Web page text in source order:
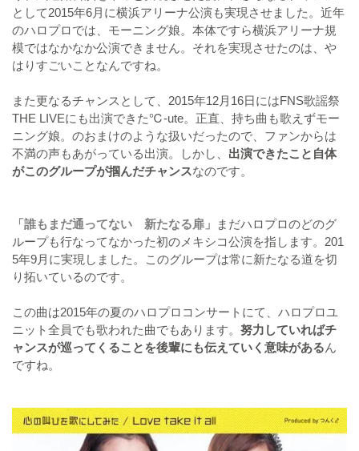
として2015年6月に横浜アリーナ公演も実現させました。近年
のハロプロでは、モーニング娘。本体ですら横浜アリーナ規
模ではなかなか公演できません。それを実現させたのは、や
はりすごいことなんですね。
また更なるチャンスとして、2015年12月16日にはFNS歌謡祭
THE LIVEにも出演できた℃-ute。正直、持ち曲も歌えずモー
ニング娘。のおまけのような扱いだったので、ファンからは
不満の声もあがっている出演。しかし、 出演できたこと自体
がこのグループが掴んだチャンスなのです。
「誰もまだ通ってない 新たなる扉」
まだハロプロのどのグ
ループも行なってなかった初のメキシコ公演を指します。201
5年9月に実現しました。このグループは常に新たなる道を切
り拓いているのです。
この曲は2015年の夏のハロプロコンサートにて、ハロプロユ
ニット全員でも歌われた曲でもあります。 努力していればチ
ャンスが巡ってくることを後輩にも伝えていく意味があるん
ですね。